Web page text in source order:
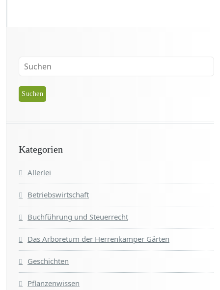
Kategorien
Allerlei
Betriebswirtschaft
Buchführung und Steuerrecht
Das Arboretum der Herrenkamper Gärten
Geschichten
Pflanzenwissen